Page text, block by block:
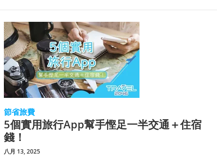
節省旅費
5個實用旅行App幫手慳足一半交通＋住宿
錢！
八月 13, 2025